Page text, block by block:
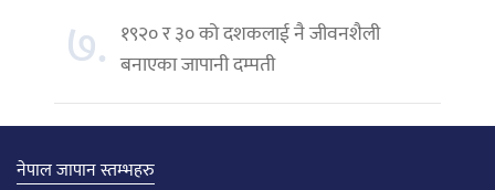
७. १९२० र ३० को दशकलाई नै जीवनशैली
बनाएका जापानी दम्पती
नेपाल जापान स्तम्भहरु